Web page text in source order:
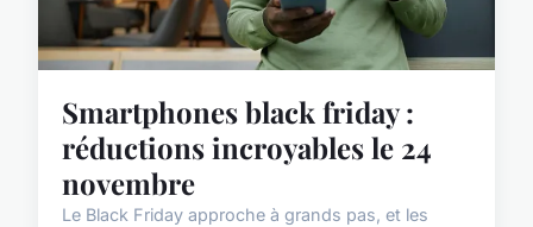
Smartphones black friday :
réductions incroyables le 24
novembre
Le Black Friday approche à grands pas, et les